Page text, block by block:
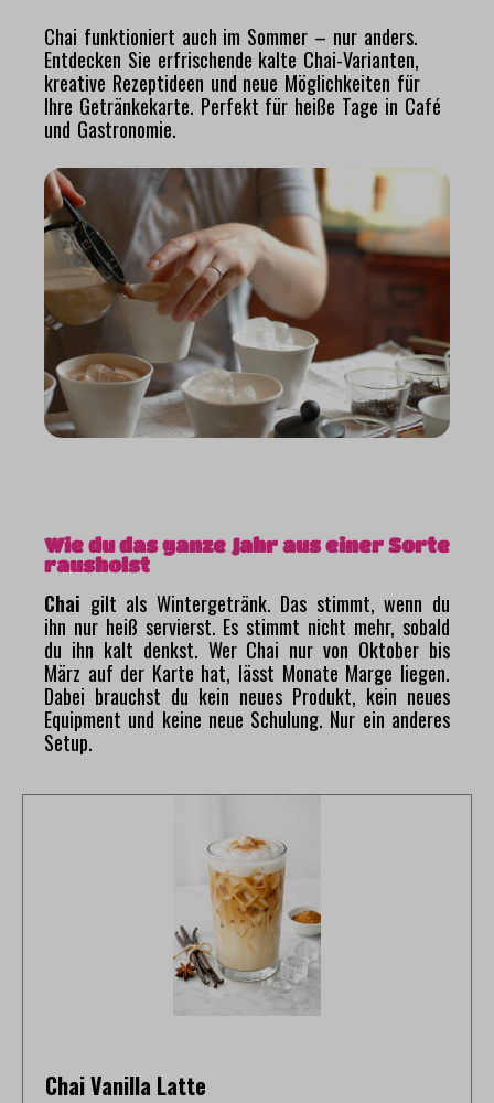
Chai funktioniert auch im Sommer – nur anders.
Entdecken Sie erfrischende kalte Chai-Varianten,
kreative Rezeptideen und neue Möglichkeiten für
Ihre Getränkekarte. Perfekt für heiße Tage in Café
und Gastronomie.
Wie du das ganze Jahr aus einer Sorte
rausholst
Chai gilt als Wintergetränk. Das stimmt, wenn du
ihn nur heiß servierst. Es stimmt nicht mehr, sobald
du ihn kalt denkst. Wer Chai nur von Oktober bis
März auf der Karte hat, lässt Monate Marge liegen.
Dabei brauchst du kein neues Produkt, kein neues
Equipment und keine neue Schulung. Nur ein anderes
Setup.
Chai Vanilla Latte